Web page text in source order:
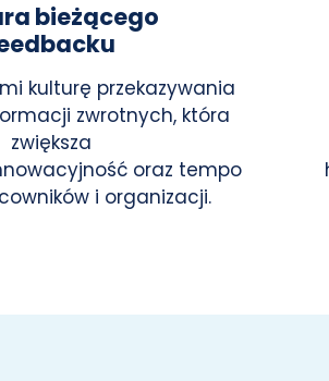
bieżącego
kulturę przekazywania
zwrotnych, która
zwiększa
oraz tempo
i organizacji.